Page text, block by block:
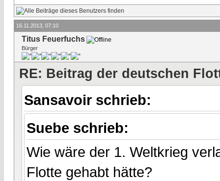
16.11.2013, 07:10
Titus Feuerfuchs
Bürger
RE: Beitrag der deutschen
Sansavoir schrieb:
Suebe schrieb:
Wie wäre der 1. Weltkrieg
Flotte gehabt hätte?